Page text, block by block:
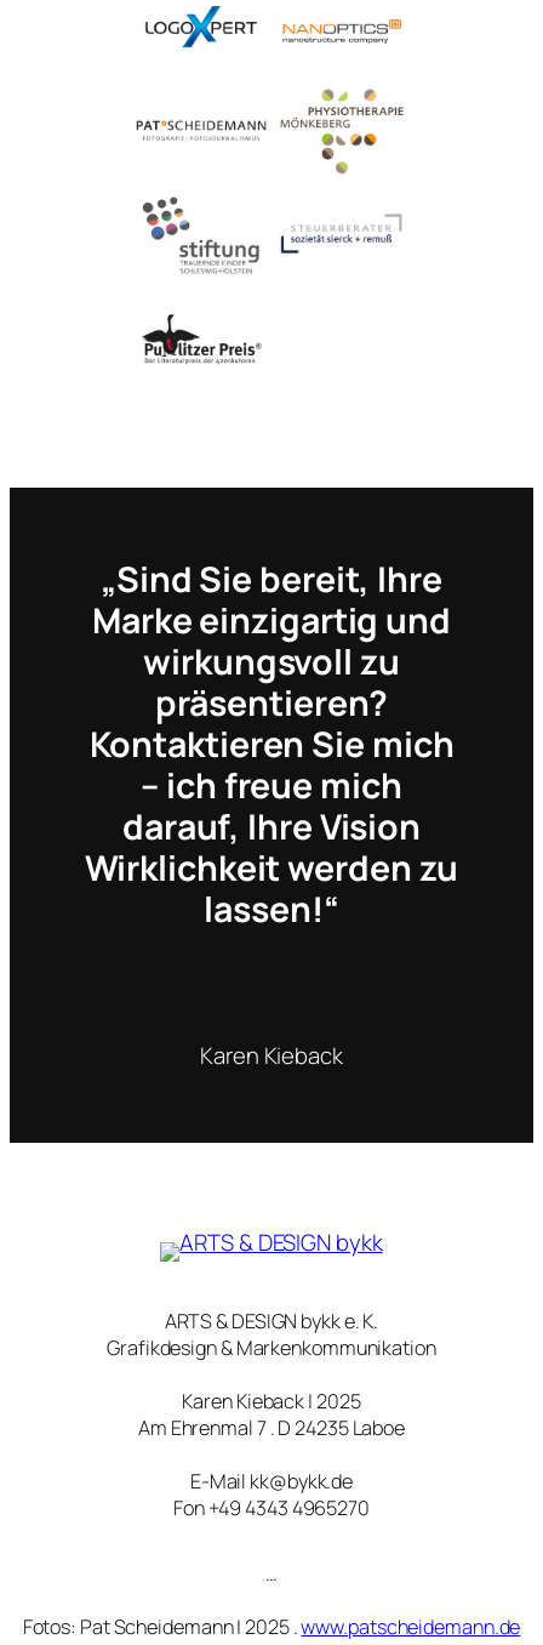
„Sind Sie bereit, Ihre
Marke einzigartig und
wirkungsvoll zu
präsentieren?
Kontaktieren Sie mich
– ich freue mich
darauf, Ihre Vision
Wirklichkeit werden zu
lassen!“
Karen Kieback
ARTS & DESIGN bykk e. K.
Grafikdesign & Markenkommunikation
Karen Kieback | 2025
Am Ehrenmal 7 . D 24235 Laboe
E-Mail kk@bykk.de
Fon +49 4343 4965270
…
Fotos: Pat Scheidemann | 2025 .www.patscheidemann.de